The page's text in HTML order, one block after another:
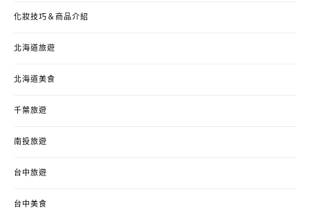
化妝技巧＆商品介紹
北海道旅遊
北海道美食
千葉旅遊
南投旅遊
台中旅遊
台中美食